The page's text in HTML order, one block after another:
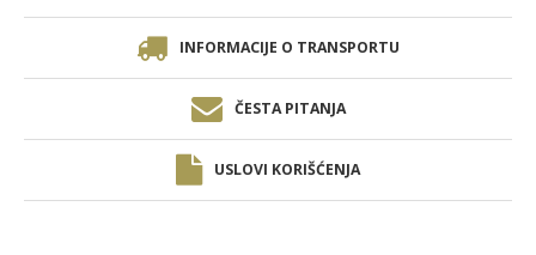
INFORMACIJE O TRANSPORTU
ČESTA PITANJA
USLOVI KORIŠĆENJA